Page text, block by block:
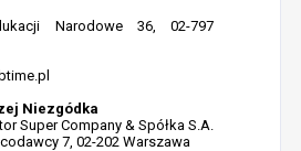
Narodowe 36, 02-797
Niezgódka
Super Company & Spółka S.A.
7, 02-202 Warszawa